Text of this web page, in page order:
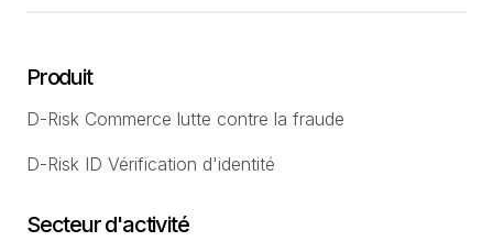
Produit
D-Risk Commerce lutte contre la fraude
D-Risk ID Vérification d'identité
Secteur d'activité